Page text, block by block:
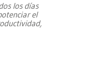
los días
el